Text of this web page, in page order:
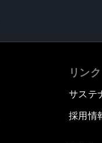
リンク
サステ
採用情